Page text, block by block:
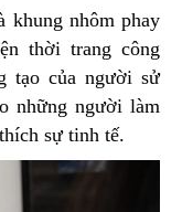
khung nhôm phay
thời trang công
tạo của người sử
những người làm
sự tinh tế.